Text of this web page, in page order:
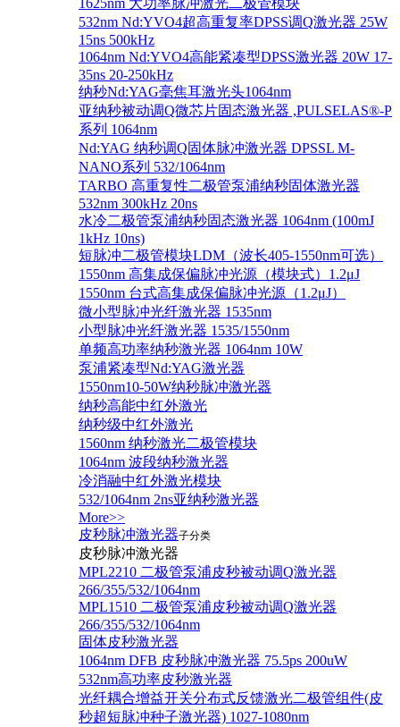
1625nm 大功率脉冲激光二极管模块
532nm Nd:YVO4超高重复率DPSS调Q激光器 25W
15ns 500kHz
1064nm Nd:YVO4高能紧凑型DPSS激光器 20W 17-
35ns 20-250kHz
纳秒Nd:YAG毫焦耳激光头1064nm
亚纳秒被动调Q微芯片固态激光器 ,PULSELAS®-P
系列 1064nm
Nd:YAG 纳秒调Q固体脉冲激光器 DPSSL M-
NANO系列 532/1064nm
TARBO 高重复性二极管泵浦纳秒固体激光器
532nm 300kHz 20ns
水冷二极管泵浦纳秒固态激光器 1064nm (100mJ
1kHz 10ns)
短脉冲二极管模块LDM（波长405-1550nm可选）
1550nm 高集成保偏脉冲光源（模块式）1.2μJ
1550nm 台式高集成保偏脉冲光源（1.2μJ）
微小型脉冲光纤激光器 1535nm
小型脉冲光纤激光器 1535/1550nm
单频高功率纳秒激光器 1064nm 10W
泵浦紧凑型Nd:YAG激光器
1550nm10-50W纳秒脉冲激光器
纳秒高能中红外激光
纳秒级中红外激光
1560nm 纳秒激光二极管模块
1064nm 波段纳秒激光器
冷消融中红外激光模块
532/1064nm 2ns亚纳秒激光器
More>>
皮秒脉冲激光器子分类
皮秒脉冲激光器
​MPL2210 二极管泵浦皮秒被动调Q激光器
266/355/532/1064nm
MPL1510 二极管泵浦皮秒被动调Q激光器
266/355/532/1064nm
固体皮秒激光器
1064nm DFB 皮秒脉冲激光器 75.5ps 200uW
532nm高功率皮秒激光器
光纤耦合增益开关分布式反馈激光二极管组件(皮
秒超短脉冲种子激光器) 1027-1080nm